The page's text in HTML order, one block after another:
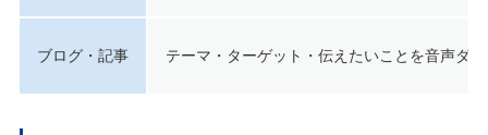
ブログ・記事 テーマ・ターゲット・伝えたいことを音声ダ